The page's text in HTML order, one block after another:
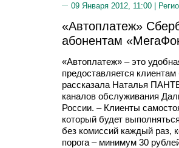
09 Января 2012, 11:00 |
«Автоплатеж»
абонентам
«Автоплатеж» – это
предоставляется
рассказала Наталья
каналов обслуживания
России. – Клиенты
который будет
без комиссий каждый раз,
порога – минимум 30